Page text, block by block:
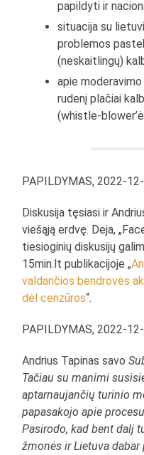
papildyti ir
situacija su
problemos
(neskaitlingų)
apie
rudenį plačiai
(whistle-
PAPILDYMAS, 2022-
Diskusija tęsiasi ir
viešąją erdvę. Deja,
tiesioginių diskusijų
15min.lt publikacijoje „
valdančios bendrovės
dėl cenzūros“.
PAPILDYMAS, 2022-
Andrius Tapinas savo
Tačiau su manimi
aptarnaujančių turinio
papasakojo apie
Pasirodo, kad bent dalį
žmonės ir Lietuva